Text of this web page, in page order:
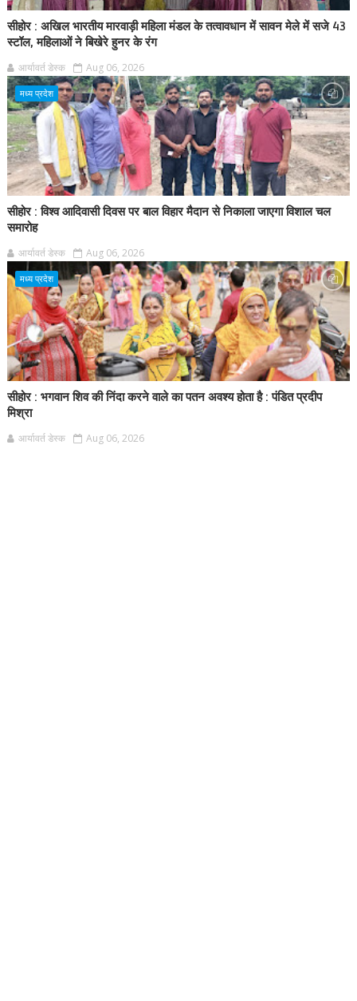
सीहोर : अखिल भारतीय मारवाड़ी महिला मंडल के तत्वावधान में सावन मेले में सजे 43
स्टॉल, महिलाओं ने बिखेरे हुनर के रंग
आर्यावर्त डेस्क Aug 06, 2026
मध्य प्रदेश
सीहोर : विश्व आदिवासी दिवस पर बाल विहार मैदान से निकाला जाएगा विशाल चल
समारोह
आर्यावर्त डेस्क Aug 06, 2026
मध्य प्रदेश
सीहोर : भगवान शिव की निंदा करने वाले का पतन अवश्य होता है : पंडित प्रदीप
मिश्रा
आर्यावर्त डेस्क Aug 06, 2026